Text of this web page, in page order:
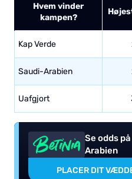
Hvem vinder
kampen?
Kap Verde
Saudi-Arabien
Uafgjort
Se odds
Arabien
PLACER DIT